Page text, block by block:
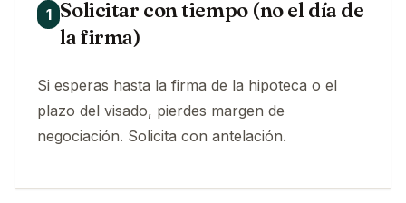
1 Solicitar con tiempo (no el día de
la firma)
Si esperas hasta la firma de la hipoteca o el
plazo del visado, pierdes margen de
negociación. Solicita con antelación.